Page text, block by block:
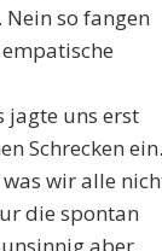
so fangen
jagte uns erst
Schrecken ein.
was wir alle
die spontan
aber